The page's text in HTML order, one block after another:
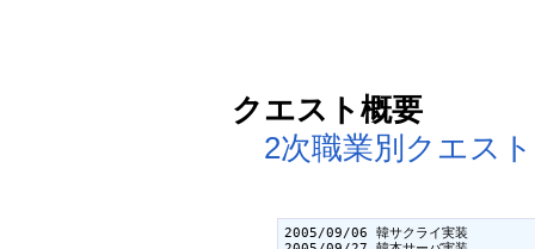
クエスト概要
2次職業別クエスト
2005/09/06 韓サクライ実装